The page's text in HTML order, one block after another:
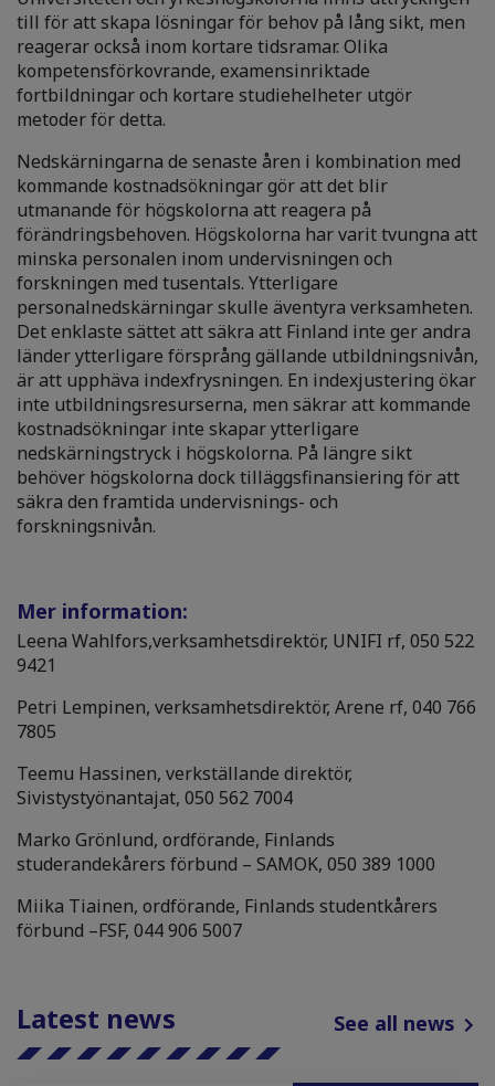
till för att skapa lösningar för behov på lång sikt, men
reagerar också inom kortare tidsramar. Olika
kompetensförkovrande, examensinriktade
fortbildningar och kortare studiehelheter utgör
metoder för detta.
Nedskärningarna de senaste åren i kombination med
kommande kostnadsökningar gör att det blir
utmanande för högskolorna att reagera på
förändringsbehoven. Högskolorna har varit tvungna att
minska personalen inom undervisningen och
forskningen med tusentals. Ytterligare
personalnedskärningar skulle äventyra verksamheten.
Det enklaste sättet att säkra att Finland inte ger andra
länder ytterligare försprång gällande utbildningsnivån,
är att upphäva indexfrysningen. En indexjustering ökar
inte utbildningsresurserna, men säkrar att kommande
kostnadsökningar inte skapar ytterligare
nedskärningstryck i högskolorna. På längre sikt
behöver högskolorna dock tilläggsfinansiering för att
säkra den framtida undervisnings- och
forskningsnivån.
Mer information:
Leena Wahlfors,verksamhetsdirektör, UNIFI rf, 050 522
9421
Petri Lempinen, verksamhetsdirektör, Arene rf, 040 766
7805
Teemu Hassinen, verkställande direktör,
Sivistystyönantajat, 050 562 7004
Marko Grönlund, ordförande, Finlands
studerandekårers förbund – SAMOK, 050 389 1000
Miika Tiainen, ordförande, Finlands studentkårers
förbund –FSF, 044 906 5007
Latest news See all news